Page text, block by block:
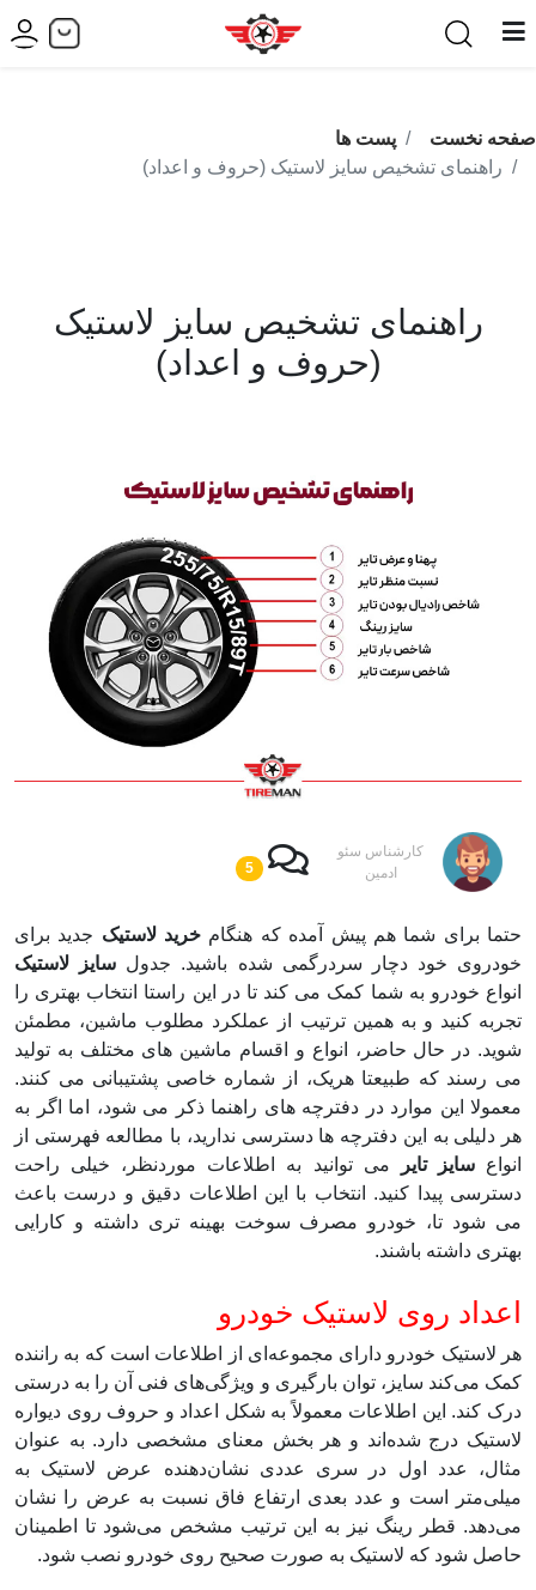
صفحه نخست
پست ها
راهنمای تشخیص سایز لاستیک (حروف و اعداد)
راهنمای تشخیص سایز لاستیک
(حروف و اعداد)
کارشناس سئو
ادمین
5
حتما برای شما هم پیش آمده که هنگام خرید لاستیک جدید برای
خودروی خود دچار سردرگمی شده باشید. جدول سایز لاستیک
انواع خودرو به شما کمک می کند تا در این راستا انتخاب بهتری را
تجربه کنید و به همین ترتیب از عملکرد مطلوب ماشین، مطمئن
شوید. در حال حاضر، انواع و اقسام ماشین های مختلف به تولید
می رسند که طبیعتا هریک، از شماره خاصی پشتیبانی می کنند.
معمولا این موارد در دفترچه های راهنما ذکر می شود، اما اگر به
هر دلیلی به این دفترچه ها دسترسی ندارید، با مطالعه فهرستی از
انواعسایز تایر
می توانید به اطلاعات موردنظر، خیلی راحت
دسترسی پیدا کنید. انتخاب با این اطلاعات دقیق و درست باعث
می شود تا، خودرو مصرف سوخت بهینه تری داشته و کارایی
بهتری داشته باشند.
اعداد روی لاستیک خودرو
هر لاستیک خودرو دارای مجموعه‌ای از اطلاعات است که به راننده
کمک می‌کند سایز، توان بارگیری و ویژگی‌های فنی آن را به درستی
درک کند. این اطلاعات معمولاً به شکل اعداد و حروف روی دیواره
لاستیک درج شده‌اند و هر بخش معنای مشخصی دارد. به عنوان
مثال، عدد اول در سری عددی نشان‌دهنده عرض لاستیک به
میلی‌متر است و عدد بعدی ارتفاع فاق نسبت به عرض را نشان
می‌دهد. قطر رینگ نیز به این ترتیب مشخص می‌شود تا اطمینان
حاصل شود که لاستیک به صورت صحیح روی خودرو نصب شود.